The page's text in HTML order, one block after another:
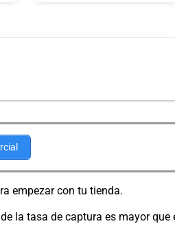
empezar con tu tienda.
la tasa de captura es mayor que